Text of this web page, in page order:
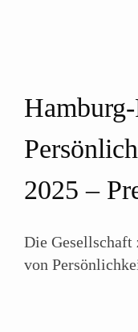
2025 –
Die Gesellschaft
von